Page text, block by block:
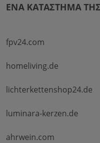
ΈΝΑ ΚΑΤΆΣΤΗΜΑ ΤΗΣ
fpv24.com
homeliving.de
lichterkettenshop24.de
luminara-kerzen.de
ahrwein.com